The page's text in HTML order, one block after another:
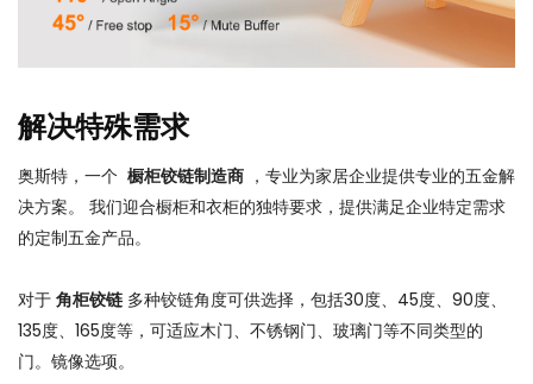
解决特殊需求
奥斯特，一个 橱柜铰链制造商 ，专业为家居企业提供专业的五金解
决方案。 我们迎合橱柜和衣柜的独特要求，提供满足企业特定需求
的定制五金产品。
对于 角柜铰链 多种铰链角度可供选择，包括30度、45度、90度、
135度、165度等，可适应木门、不锈钢门、玻璃门等不同类型的
门。镜像选项。